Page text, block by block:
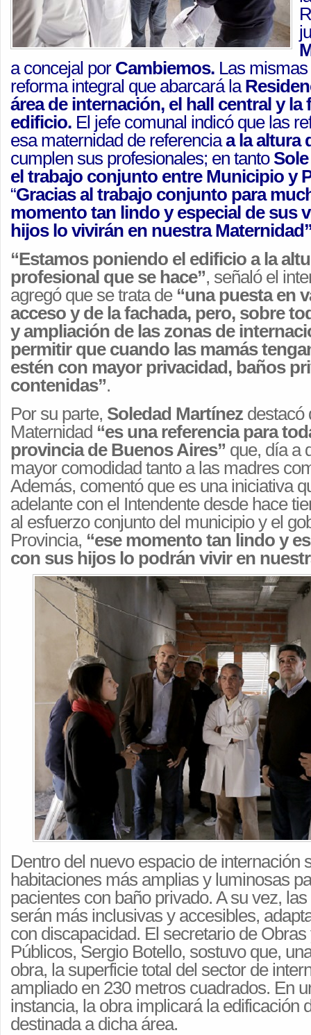
a concejal por Cambiemos. Las
reforma integral que abarcará la
área de internación, el hall central y la
edificio. El jefe comunal indicó que las
esa maternidad de referenciaa la altura
cumplen sus profesionales; en tanto
el trabajo conjunto entre Municipio y
“Gracias al trabajo conjunto para
momento tan lindo y especial de sus
hijos lo vivirán en nuestra
“Estamos poniendo el edificio a la
profesional que se hace”, señaló el
agregó que se trata de “una puesta en
acceso y de la fachada, pero, sobre
y ampliación de las zonas de
permitir que cuando las mamás
estén con mayor privacidad, baños
contenidas”.
Por su parte, Soledad Martínez destacó
Maternidad “es una referencia para
provincia de Buenos Aires” que, día a
mayor comodidad tanto a las madres
Además, comentó que es una iniciativa
adelante con el Intendente desde hace
al esfuerzo conjunto del municipio y el
Provincia, “ese momento tan lindo y
con sus hijos lo podrán vivir en
Dentro del nuevo espacio de internación
habitaciones más amplias y luminosas
pacientes con baño privado. A su vez,
serán más inclusivas y accesibles,
con discapacidad. El secretario de
Públicos, Sergio Botello, sostuvo que,
obra, la superficie total del sector de
ampliado en 230 metros cuadrados. En
instancia, la obra implicará la edificación
destinada a dicha área.